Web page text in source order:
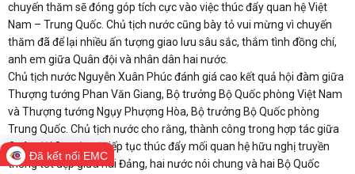
chuyến thăm sẽ đóng góp tích cực vào việc thúc đẩy quan hệ Việt
Nam – Trung Quốc. Chủ tịch nước cũng bày tỏ vui mừng vì chuyến
thăm đã để lại nhiều ấn tượng giao lưu sâu sắc, thắm tình đồng chí,
anh em giữa Quân đội và nhân dân hai nước.
Chủ tịch nước Nguyễn Xuân Phúc đánh giá cao kết quả hội đàm giữa
Thượng tướng Phan Văn Giang, Bộ trưởng Bộ Quốc phòng Việt Nam
và Thượng tướng Ngụy Phượng Hòa, Bộ trưởng Bộ Quốc phòng
Trung Quốc. Chủ tịch nước cho rằng, thành công trong hợp tác giữa
Quân đội 2 nước sẽ tiếp tục thúc đẩy mối quan hệ hữu nghị truyền
thống tốt đẹp giữa hai Đảng, hai nước nói chung và hai Bộ Quốc
Đã kết nối EMC